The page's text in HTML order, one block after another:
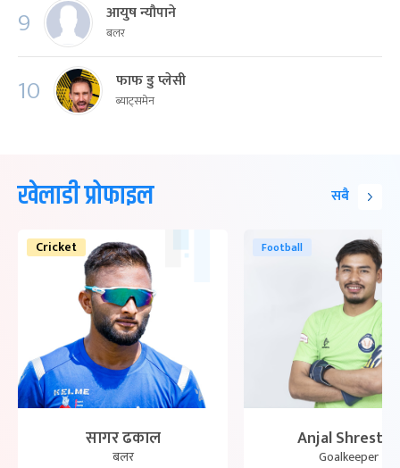
9 आयुष न्यौपाने
बलर
10 फाफ डु प्लेसी
ब्याट्समेन
खेलाडी प्रोफाइल सबै
Cricket
सागर ढकाल
बलर
Football
Anjal Shrestha
Goalkeeper